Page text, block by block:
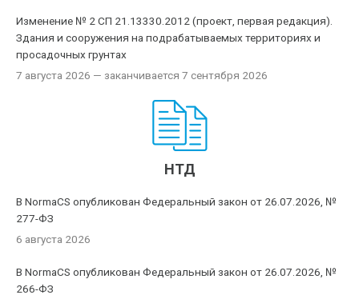
Изменение № 2 СП 21.13330.2012 (проект, первая редакция).
Здания и сооружения на подрабатываемых территориях и
просадочных грунтах
7 августа 2026 — заканчивается 7 сентября 2026
НТД
В NormaCS опубликован Федеральный закон от 26.07.2026, №
277-ФЗ
6 августа 2026
В NormaCS опубликован Федеральный закон от 26.07.2026, №
266-ФЗ